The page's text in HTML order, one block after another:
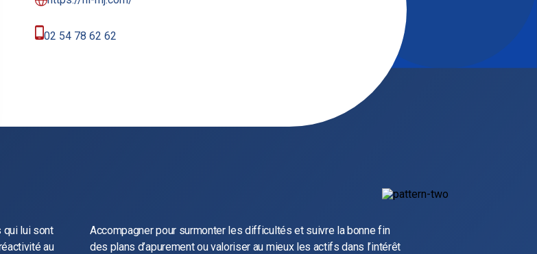
02 54 78 62 62
qui lui sont
au
Accompagner pour surmonter les difficultés et suivre la bonne fin
des plans d’apurement ou valoriser au mieux les actifs dans l’intérêt